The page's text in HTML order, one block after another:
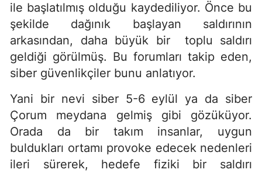
ile başlatılmış olduğu kaydediliyor. Önce bu
şekilde dağınık başlayan saldırının
arkasından, daha büyük bir toplu saldırı
geldiği görülmüş. Bu forumları takip eden,
siber güvenlikçiler bunu anlatıyor.
Yani bir nevi siber 5-6 eylül ya da siber
Çorum meydana gelmiş gibi gözüküyor.
Orada da bir takım insanlar, uygun
buldukları ortamı provoke edecek nedenleri
ileri sürerek, hedefe fiziki bir saldırı